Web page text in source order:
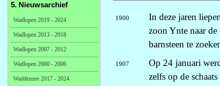
1900
In deze jaren
zoon Ynte naar
barnsteen te
1907
Op 24 januari
zelfs op de
5. Nieuwsarchief
Wadlopen 2019 - 2024
Wadlopen 2013 - 2018
Wadlopen 2007 - 2012
Wadlopen 2000 - 2006
Waddenzee 2017 - 2024